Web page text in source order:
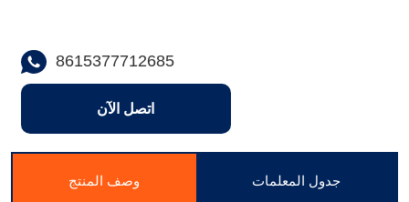
8615377712685
اتصل الآن
وصف المنتج جدول المعلمات